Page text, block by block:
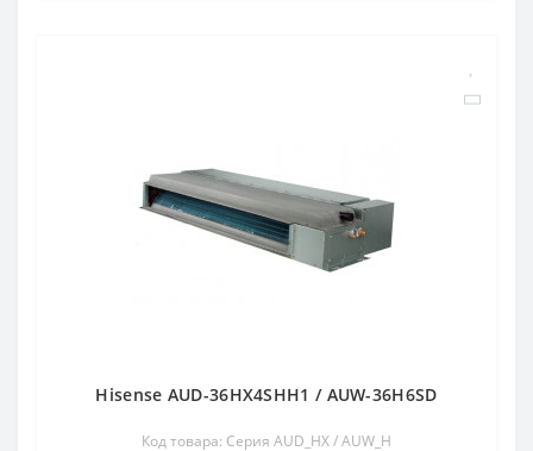
Hisense AUD-36HX4SHH1 / AUW-36H6SD
Код товара: Серия AUD_HX / AUW_H